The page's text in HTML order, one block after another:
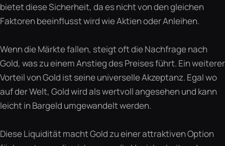
bietet diese Sicherheit, da es nicht von den gleichen
Faktoren beeinflusst wird wie Aktien oder Anleihen.
Wenn die Märkte fallen, steigt oft die Nachfrage nach
Gold, was zu einem Anstieg des Preises führt. Ein weiterer
Vorteil von Gold ist seine universelle Akzeptanz. Egal wo
auf der Welt, Gold wird als wertvoll angesehen und kann
leicht in Bargeld umgewandelt werden.
Diese Liquidität macht Gold zu einer attraktiven Option